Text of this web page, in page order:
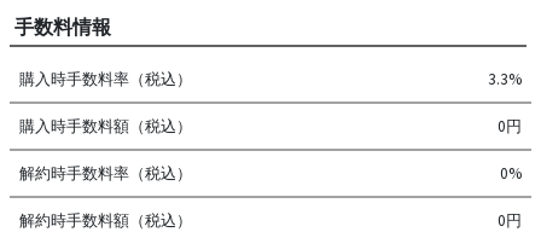
手数料情報
購入時手数料率（税込） 3.3%
購入時手数料額（税込） 0円
解約時手数料率（税込） 0%
解約時手数料額（税込） 0円